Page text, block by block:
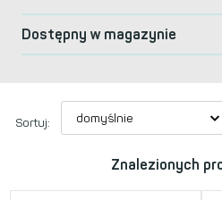
Dostępny w magazynie
Sortuj:
Znalezionych